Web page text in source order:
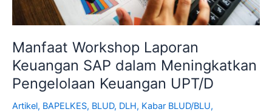
Manfaat Workshop Laporan
Keuangan SAP dalam Meningkatkan
Pengelolaan Keuangan UPT/D
Artikel, BAPELKES, BLUD, DLH, Kabar BLUD/BLU,
UPT/D